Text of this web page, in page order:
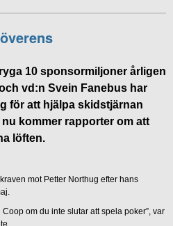
10 sponsormiljoner årligen
vd:n Svein Fanebus har
för att hjälpa skidstjärnan
kommer rapporter om att
löften.
mot Petter Northug efter hans
om du inte slutar att spela poker”, var